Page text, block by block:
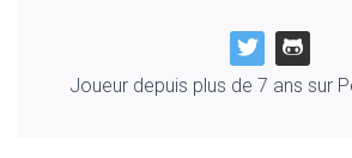
Joueur depuis plus de 7 ans sur